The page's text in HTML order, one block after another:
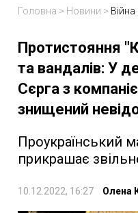
Головна > Новини > Війна
Протистояння
та вандалів: У
Сєрга з
знищений
Проукраїнський
прикрашає
10.12.2022, 16:27 Олена